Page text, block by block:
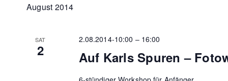
August 2014
SAT
2 Auf Karls Spuren –
2.08.2014-10:00 – 16:00